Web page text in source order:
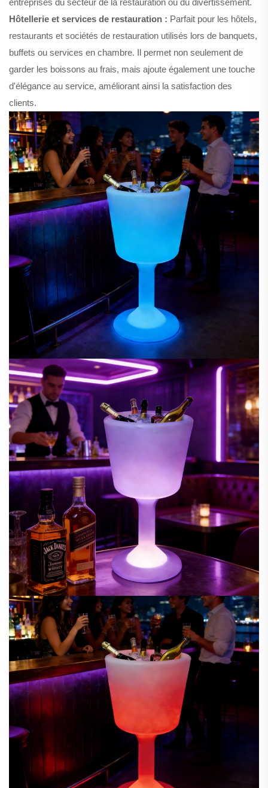
entreprises du secteur de la restauration ou du divertissement.
Hôtellerie et services de restauration : Parfait pour les hôtels,
restaurants et sociétés de restauration utilisés lors de banquets,
buffets ou services en chambre. Il permet non seulement de
garder les boissons au frais, mais ajoute également une touche
d'élégance au service, améliorant ainsi la satisfaction des
clients.